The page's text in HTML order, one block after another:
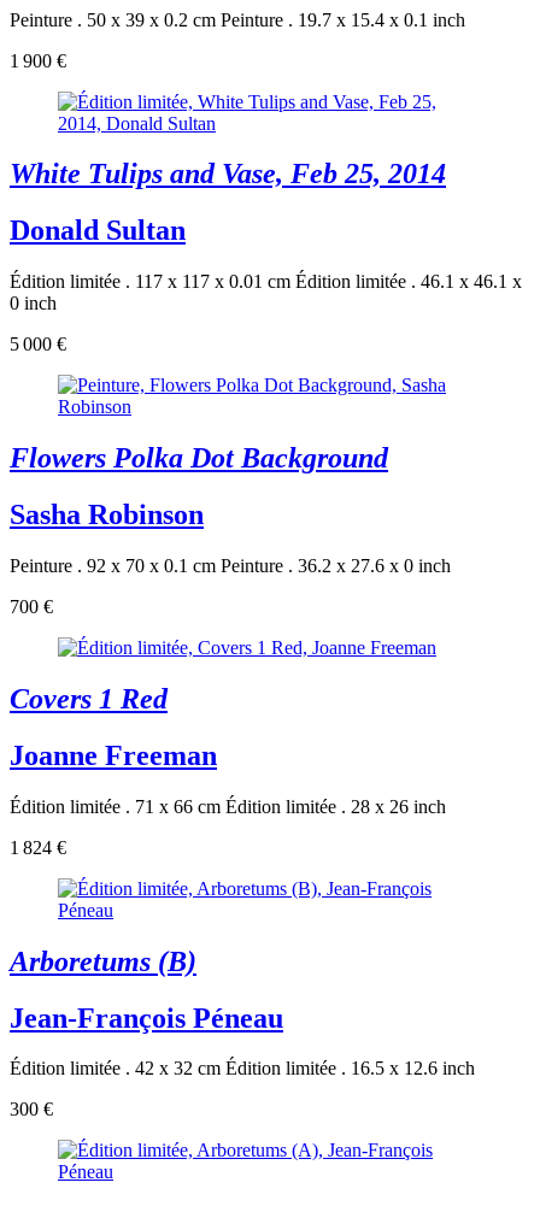
Peinture . 50 x 39 x 0.2 cm Peinture . 19.7 x 15.4 x 0.1 inch
1 900 €
White Tulips and Vase, Feb 25, 2014
Donald Sultan
Édition limitée . 117 x 117 x 0.01 cm Édition limitée . 46.1 x 46.1 x
0 inch
5 000 €
Flowers Polka Dot Background
Sasha Robinson
Peinture . 92 x 70 x 0.1 cm Peinture . 36.2 x 27.6 x 0 inch
700 €
Covers 1 Red
Joanne Freeman
Édition limitée . 71 x 66 cm Édition limitée . 28 x 26 inch
1 824 €
Arboretums (B)
Jean-François Péneau
Édition limitée . 42 x 32 cm Édition limitée . 16.5 x 12.6 inch
300 €